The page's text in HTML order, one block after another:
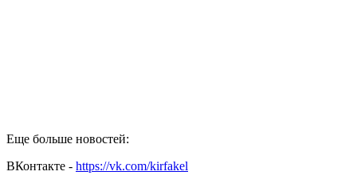
Еще больше новостей:
ВКонтакте - https://vk.com/kirfakel